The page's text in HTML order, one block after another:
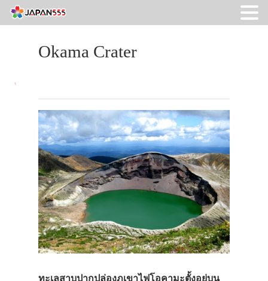
Okama Crater
ทะเลสาบปากปล่องภูเขาไฟโอคามะตั้งอยู่บน